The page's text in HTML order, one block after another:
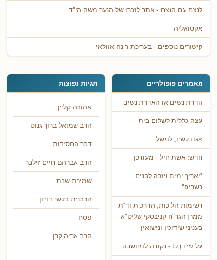
לנצח עם הנצח - אתר לזכרו של הנער משה הי"ד
אקטואליה
קישורים נוספים - בעריכת רינה אזולאי
מאמרים פופולריים
הדרת נשים או האדרת נשים
עצה כללית לשלום בית
אגוז קשיו, למשל
חדש: אשת חיל - מעודכן
"יאריך ימים ויזכה לבנים
כשרים"
רשימות הליכות, הדרכות וד"ת
ממרן הגר"ח קניבסקי שליט"א
בעניני שידוכין ונישואין
עַל פִּי דַרְכּוֹ - נקודה למחשבה
תגיות נפוצות
אהובה קליין
הרב שמואל ברוך גנוט
דבר החסידות
הרב אברהם חיים זילבר
שמירת שבת
הרבנית בקשי דורון
פסח
הרב אריה קרן